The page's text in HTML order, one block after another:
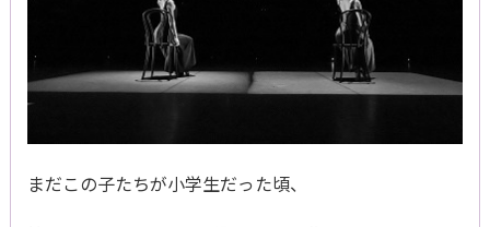
まだこの子たちが小学生だった頃、